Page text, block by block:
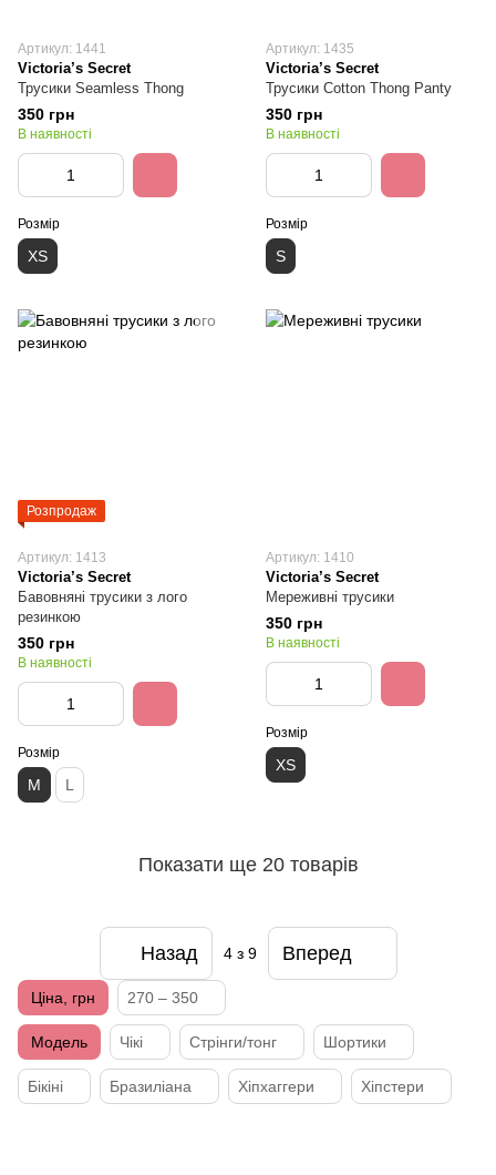
Артикул: 1441
Victoria’s Secret
Трусики Seamless Thong
350 грн
В наявності
Розмір
XS
Артикул: 1435
Victoria’s Secret
Трусики Cotton Thong Panty
350 грн
В наявності
Розмір
S
Розпродаж
Артикул: 1413
Victoria’s Secret
Бавовняні трусики з лого
резинкою
350 грн
В наявності
Розмір
M L
Артикул: 1410
Victoria’s Secret
Мереживні трусики
350 грн
В наявності
Розмір
XS
Показати ще 20 товарів
Назад 4з 9 Вперед
Ціна, грн 270 – 350
Модель Чікі Стрінги/тонг Шортики
Бікіні Бразиліана Хіпхаггери Хіпстери